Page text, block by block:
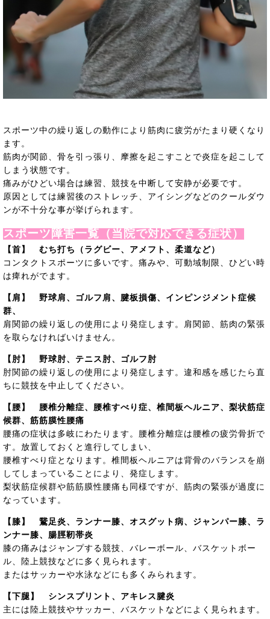
スポーツ中の繰り返しの動作により筋肉に疲労がたまり硬くなり
ます。
筋肉が関節、骨を引っ張り、摩擦を起こすことで炎症を起こして
しまう状態です。
痛みがひどい場合は練習、競技を中断して安静が必要です。
原因としては練習後のストレッチ、アイシングなどのクールダウ
ンが不十分な事が挙げられます。
スポーツ障害一覧（当院で対応できる症状）
【首】 むち打ち（ラグビー、アメフト、柔道など）
コンタクトスポーツに多いです。痛みや、可動域制限、ひどい時
は痺れがでます。
【肩】 野球肩、ゴルフ肩、腱板損傷、インピンジメント症候
群、
肩関節の繰り返しの使用により発症します。肩関節、筋肉の緊張
を取らなければいけません。
【肘】 野球肘、テニス肘、ゴルフ肘
肘関節の繰り返しの使用により発症します。違和感を感じたら直
ちに競技を中止してください。
【腰】 腰椎分離症、腰椎すべり症、椎間板ヘルニア、梨状筋症
候群、筋筋膜性腰痛
腰痛の症状は多岐にわたります。腰椎分離症は腰椎の疲労骨折で
す。放置しておくと進行してしまい、
腰椎すべり症となります。椎間板ヘルニアは背骨のバランスを崩
してしまっていることにより、発症します。
梨状筋症候群や筋筋膜性腰痛も同様ですが、筋肉の緊張が過度に
なっています。
【膝】 鵞足炎、ランナー膝、オスグット病、ジャンパー膝、ラ
ンナー膝、腸脛靭帯炎
膝の痛みはジャンプする競技、バレーボール、バスケットボー
ル、陸上競技などに多く見られます。
またはサッカーや水泳などにも多くみられます。
【下腿】 シンスプリント、アキレス腱炎
主には陸上競技やサッカー、バスケットなどによく見られます。